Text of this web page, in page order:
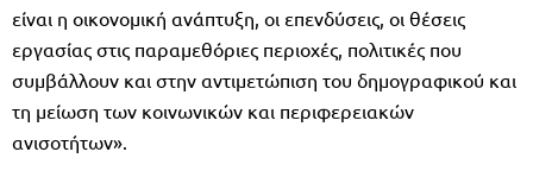
είναι η οικονομική ανάπτυξη, οι επενδύσεις, οι θέσεις
εργασίας στις παραμεθόριες περιοχές, πολιτικές που
συμβάλλουν και στην αντιμετώπιση του δημογραφικού και
τη μείωση των κοινωνικών και περιφερειακών
ανισοτήτων».